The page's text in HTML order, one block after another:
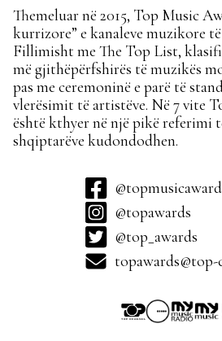
Themeluar në 2015, Top Music
kurrizore” e kanaleve muzikore
Fillimisht me The Top List,
më gjithëpërfshirës të muzikës
pas me ceremoninë e parë të
vlerësimit të artistëve. Në 7 vite
është kthyer në një pikë referimi
shqiptarëve kudondodhen.
@topawards
@top_awards